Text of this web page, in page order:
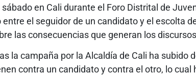
en Cali durante el Foro Distrital de
el seguidor de un candidato y el escolta
las consecuencias que generan los
la campaña por la Alcaldía de Cali ha subido
contra un candidato y contra el otro, lo cual